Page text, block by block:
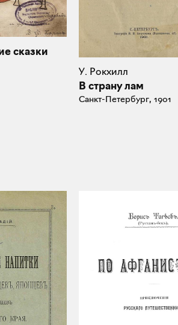
сказки
У. Рокхилл
В страну лам
Санкт-Петербург, 1901